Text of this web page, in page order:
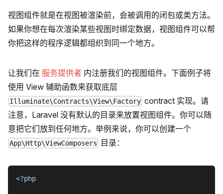
视图组件就是在视图被渲染前，会被调用的闭包或类方法。
如果你想在每次渲染某些视图时绑定数据，视图组件可以帮
你把这样的程序逻辑都组织到同一个地方。
让我们在 服务提供者 内注册我们的视图组件。下面例子将
使用 View 辅助函数来获取底层
Illuminate\Contracts\View\Factory contract 实现。请
注意，Laravel 没有默认的目录来放置视图组件。你可以随
意把它们放到任何地方。举例来说，你可以创建一个
App\Http\ViewComposers 目录：
<?php